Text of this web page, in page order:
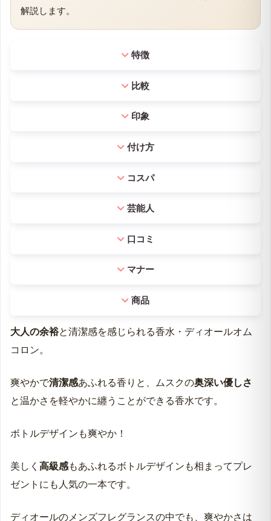
解説します。
特徴
比較
印象
付け方
コスパ
芸能人
口コミ
マナー
商品
大人の余裕と清潔感を感じられる香水・ディオールオム
コロン。
爽やかで清潔感あふれる香りと、ムスクの奥深い優しさ
と温かさを軽やかに纏うことができる香水です。
ボトルデザインも爽やか！
美しく 高級感もあふれるボトルデザインも相まってプレ
ゼントにも人気の一本です。
ディオールのメンズフレグランスの中でも、爽やかさは